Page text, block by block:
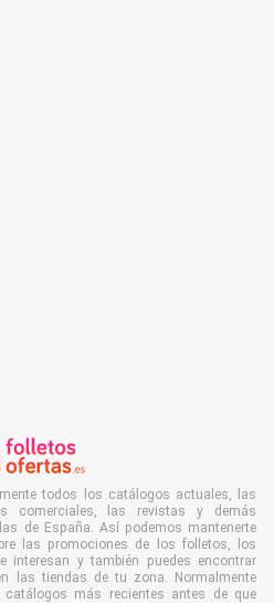
todos los catálogos actuales, las
comerciales, las revistas y demás
de España. Así podemos mantenerte
las promociones de los folletos, los
interesan y también puedes encontrar
las tiendas de tu zona. Normalmente
más recientes antes de que